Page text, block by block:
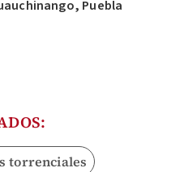
Puebla
torrenciales